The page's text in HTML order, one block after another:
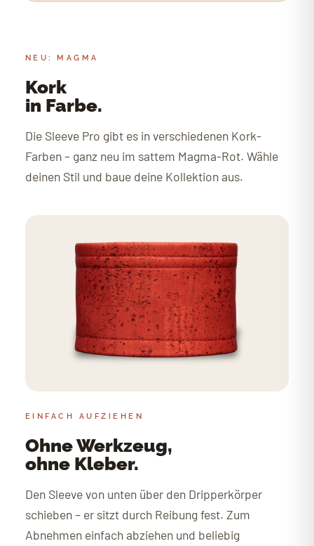
NEU: MAGMA
Kork
in Farbe.
Die Sleeve Pro gibt es in verschiedenen Kork-
Farben – ganz neu im sattem Magma-Rot. Wähle
deinen Stil und baue deine Kollektion aus.
EINFACH AUFZIEHEN
Ohne Werkzeug,
ohne Kleber.
Den Sleeve von unten über den Dripperkörper
schieben – er sitzt durch Reibung fest. Zum
Abnehmen einfach abziehen und beliebig